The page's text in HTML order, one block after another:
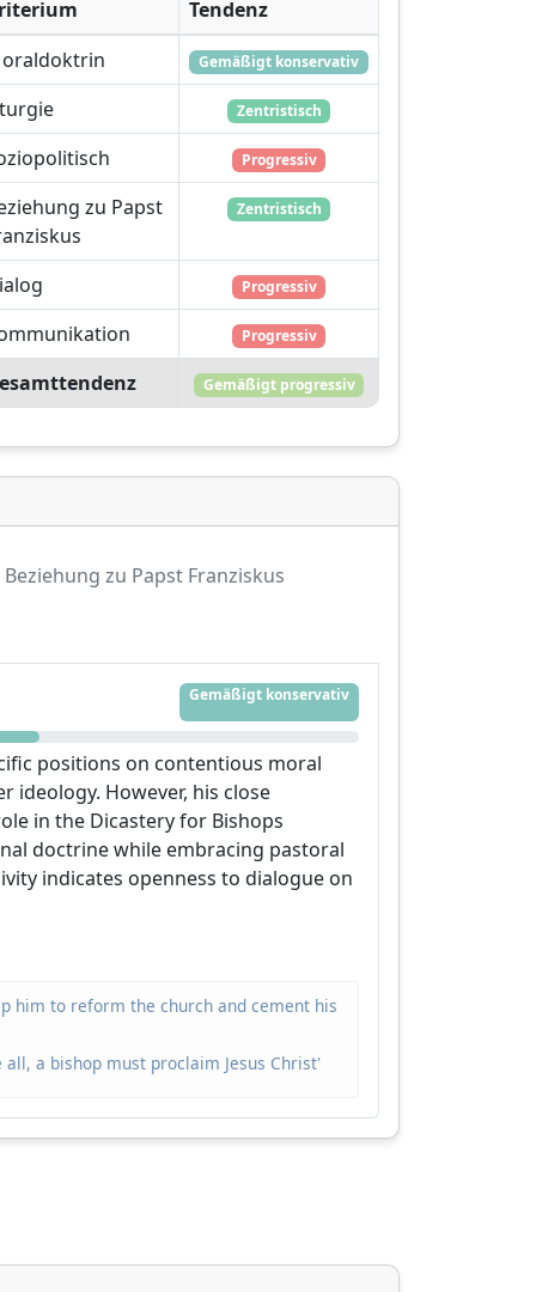
Tendenz
Gemäßigt konservativ
Zentristisch
Progressiv
zu Papst
Zentristisch
Progressiv
Progressiv
Gemäßigt progressiv
Beziehung zu Papst Franziskus
Gemäßigt konservativ
positions on contentious moral
ideology. However, his close
in the Dicastery for Bishops
doctrine while embracing pastoral
indicates openness to dialogue on
him to reform the church and cement his
a bishop must proclaim Jesus Christ'